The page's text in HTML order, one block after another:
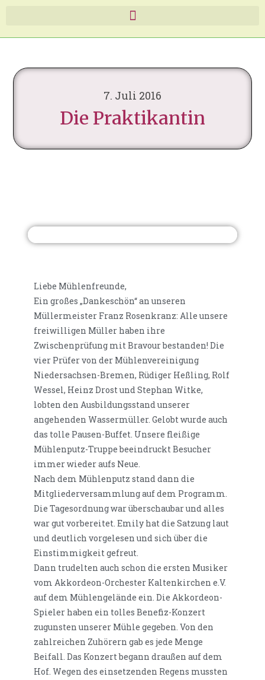
7. Juli 2016
Die Praktikantin
Liebe Mühlenfreunde,
Ein großes „Dankeschön“ an unseren
Müllermeister Franz Rosenkranz: Alle unsere
freiwilligen Müller haben ihre
Zwischenprüfung mit Bravour bestanden! Die
vier Prüfer von der Mühlenvereinigung
Niedersachsen-Bremen, Rüdiger Heßling, Rolf
Wessel, Heinz Drost und Stephan Witke,
lobten den Ausbildungsstand unserer
angehenden Wassermüller. Gelobt wurde auch
das tolle Pausen-Buffet. Unsere fleißige
Mühlenputz-Truppe beeindruckt Besucher
immer wieder aufs Neue.
Nach dem Mühlenputz stand dann die
Mitgliederversammlung auf dem Programm.
Die Tagesordnung war überschaubar und alles
war gut vorbereitet. Emily hat die Satzung laut
und deutlich vorgelesen und sich über die
Einstimmigkeit gefreut.
Dann trudelten auch schon die ersten Musiker
vom Akkordeon-Orchester Kaltenkirchen e.V.
auf dem Mühlengelände ein. Die Akkordeon-
Spieler haben ein tolles Benefiz-Konzert
zugunsten unserer Mühle gegeben. Von den
zahlreichen Zuhörern gab es jede Menge
Beifall. Das Konzert begann draußen auf dem
Hof. Wegen des einsetzenden Regens mussten